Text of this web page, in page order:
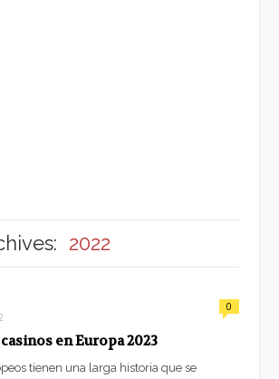
2022
0
en Europa 2023
tienen una larga historia que se